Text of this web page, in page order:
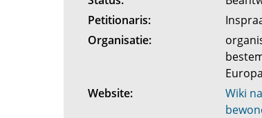
Petitionaris:
Organisatie:
Website:
Wiki